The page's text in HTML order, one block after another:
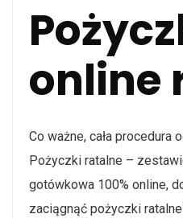
online
Co ważne, cała procedura
Pożyczki ratalne –
gotówkowa 100% online,
zaciągnąć pożyczki